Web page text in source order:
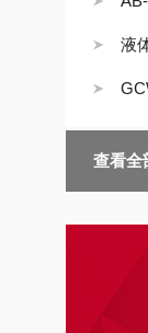
液
查看全